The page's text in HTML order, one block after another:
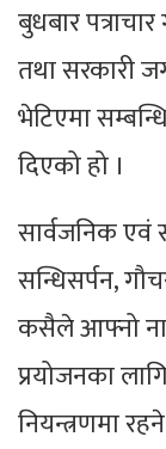
बुधबार
तथा सरकारी
भेटिएमा
दिएको हो ।
सार्वजनिक एवं
सन्धिसर्पन,
कसैले आफ्नो
प्रयोजनका
नियन्त्रणमा